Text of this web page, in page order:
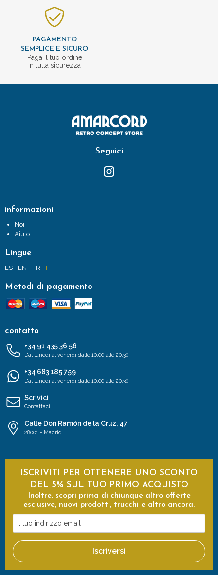
PAGAMENTO
SEMPLICE E SICURO
Paga il tuo ordine
in tutta sicurezza
Seguici
informazioni
Noi
Aiuto
Lingue
ES EN FR IT
Metodi di pagamento
contatto
+34 91 435 36 56
Dal lunedì al venerdì dalle 10:00 alle 20:30
+34 683 185 759
Dal lunedì al venerdì dalle 10:00 alle 20:30
Scrivici
Contattaci
Calle Don Ramón de la Cruz, 47
28001 - Madrid
ISCRIVITI PER OTTENERE UNO SCONTO
DEL 5% SUL TUO PRIMO ACQUISTO
Inoltre, scopri prima di chiunque altro offerte
esclusive, nuovi prodotti, trucchi e altro ancora.
tuo
indirizzo
email
Iscriversi